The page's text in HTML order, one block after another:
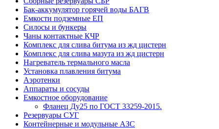
Бак-аккумулятор горячей воды БАГВ
Емкости подземные ЕП
Силосы и бункеры
Чаны контактные КЧР
Комплекс для слива битума из жд цистерн
Комплекс для слива мазута из жд цистерн
Нагреватель термального масла
Установка плавления битума
Аэротенки
Аппараты и сосуды
Емкостное оборудование
Фланец Ду25 по ГОСТ 33259-2015.
Резервуары СУГ
Контейнерные и модульные АЗС